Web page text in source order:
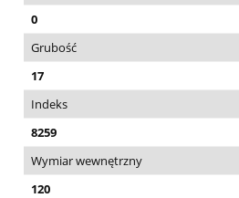
0
Grubość
17
Indeks
8259
Wymiar wewnętrzny
120